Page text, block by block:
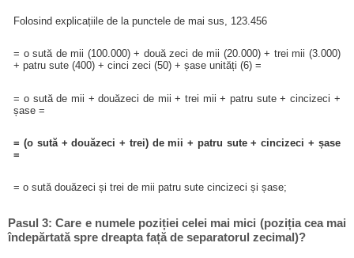
Folosind explicațiile de la punctele de mai sus, 123.456
= o sută de mii (100.000) + două zeci de mii (20.000) + trei mii (3.000)
+ patru sute (400) + cinci zeci (50) + șase unități (6) =
= o sută de mii + douăzeci de mii + trei mii + patru sute + cincizeci +
șase =
= (o sută + douăzeci + trei) de mii + patru sute + cincizeci + șase
=
= o sută douăzeci și trei de mii patru sute cincizeci și șase;
Pasul 3: Care e numele poziției celei mai mici (poziția cea mai
îndepărtată spre dreapta față de separatorul zecimal)?